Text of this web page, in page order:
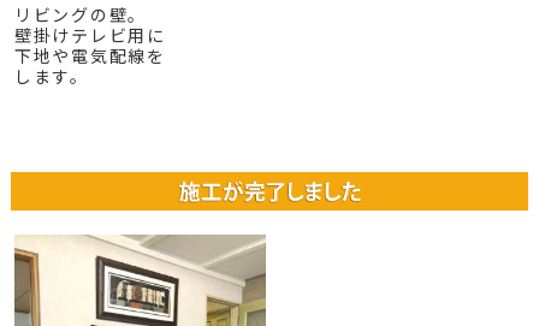
リビングの壁。
壁掛けテレビ用に
下地や電気配線を
します。